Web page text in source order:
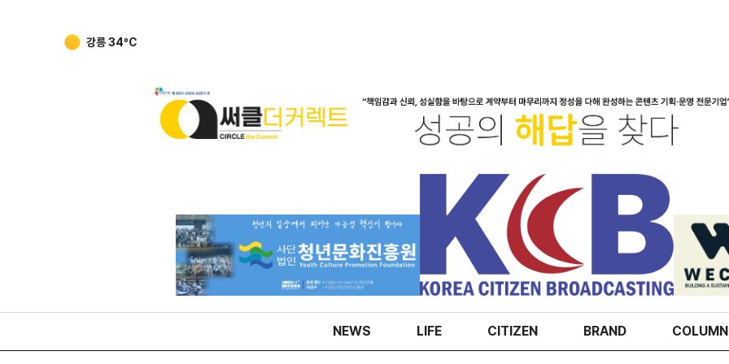
강릉34ºC
NEWS LIFE CITIZEN BRAND COLUMN